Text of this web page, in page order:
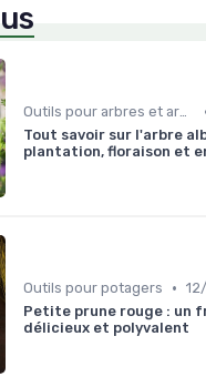
Outils pour arbres et arbustes
Tout savoir sur l'arbre
plantation, floraison et
Outils pour potagers •
Petite prune rouge : un
délicieux et polyvalent